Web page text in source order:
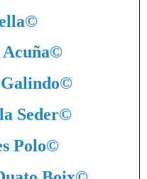
©
©
©
Seder©
Polo©